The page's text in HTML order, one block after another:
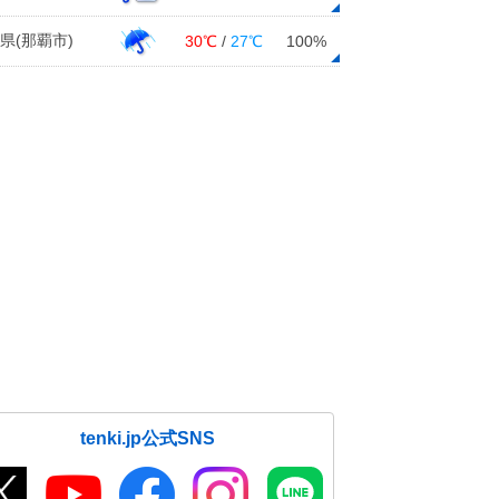
(那覇市) 30℃ / 27℃ 100%
tenki.jp公式SNS